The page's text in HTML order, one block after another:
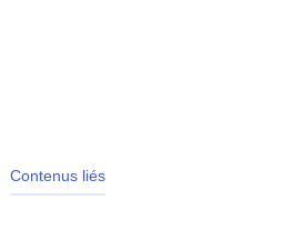
Contenus liés